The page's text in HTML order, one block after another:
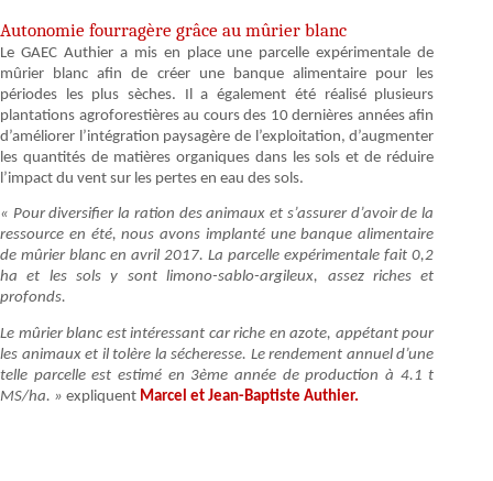
Autonomie fourragère grâce au mûrier blanc
Le GAEC Authier a mis en place une parcelle expérimentale de
mûrier blanc afin de créer une banque alimentaire pour les
périodes les plus sèches. Il a également été réalisé plusieurs
plantations agroforestières au cours des 10 dernières années afin
d’améliorer l’intégration paysagère de l’exploitation, d’augmenter
les quantités de matières organiques dans les sols et de réduire
l’impact du vent sur les pertes en eau des sols.
« Pour diversifier la ration des animaux et s’assurer d’avoir de la
ressource en été, nous avons implanté une banque alimentaire
de mûrier blanc en avril 2017. La parcelle expérimentale fait 0,2
ha et les sols y sont limono-sablo-argileux, assez riches et
profonds.
Le mûrier blanc est intéressant car riche en azote, appétant pour
les animaux et il tolère la sécheresse. Le rendement annuel d’une
telle parcelle est estimé en 3ème année de production à 4.1 t
MS/ha. » expliquent Marcel et Jean-Baptiste Authier.